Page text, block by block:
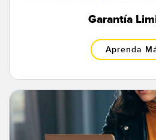
Garantía
Aprenda